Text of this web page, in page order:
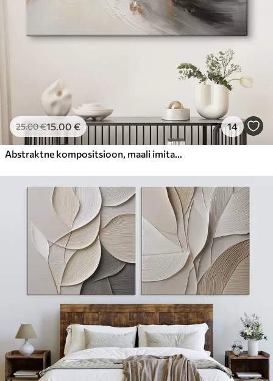
25.00€15.00 € 14
Abstraktne kompositsioon, maali imitatsioon